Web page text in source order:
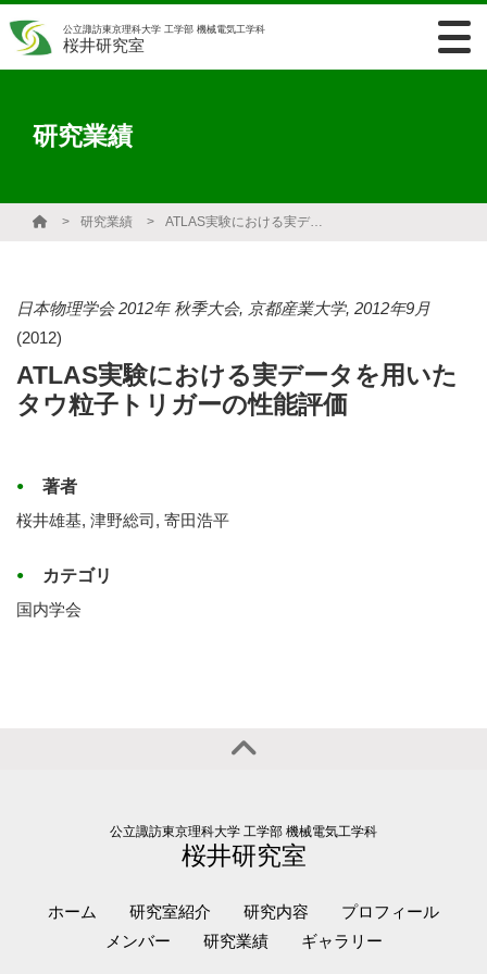
公立諏訪東京理科大学 工学部 機械電気工学科
桜井研究室
研究業績
研究業績 ATLAS実験における実データを用いたタウ粒子トリガーの性能評価
日本物理学会 2012年 秋季大会, 京都産業大学, 2012年9月
(2012)
ATLAS実験における実データを用いた
タウ粒子トリガーの性能評価
著者
桜井雄基, 津野総司, 寄田浩平
カテゴリ
国内学会
公立諏訪東京理科大学 工学部 機械電気工学科
桜井研究室
ホーム 研究室紹介 研究内容
プロフィール
メンバー
研究業績 ギャラリー